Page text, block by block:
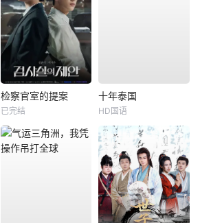
检察官室的提案
已完结
十年泰国
HD国语